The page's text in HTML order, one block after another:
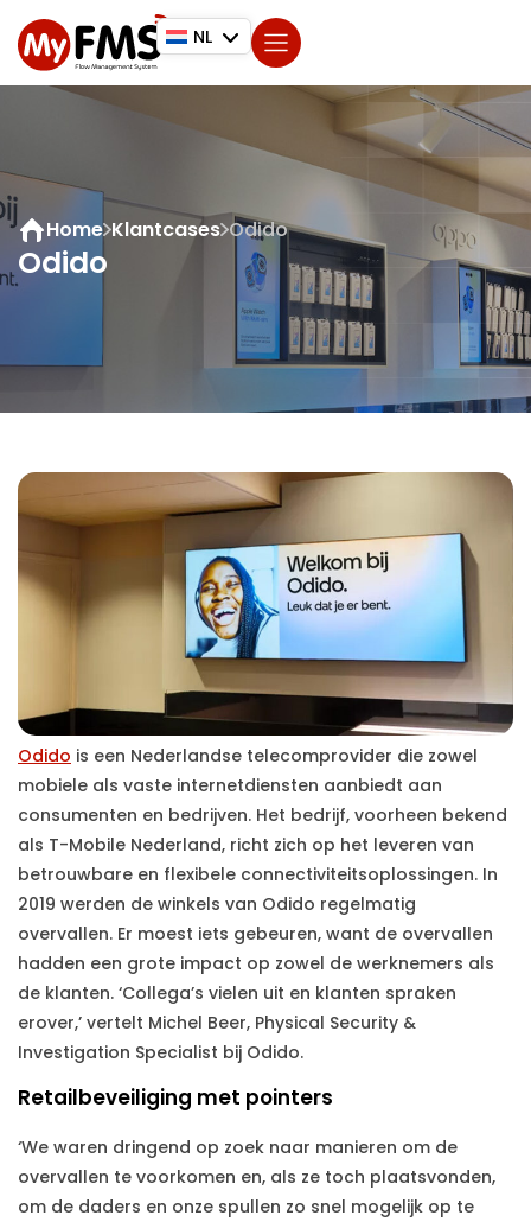
NL
Home Klantcases Odido
Odido
Odido is een Nederlandse telecomprovider die zowel
mobiele als vaste internetdiensten aanbiedt aan
consumenten en bedrijven. Het bedrijf, voorheen bekend
als T-Mobile Nederland, richt zich op het leveren van
betrouwbare en flexibele connectiviteitsoplossingen. In
2019 werden de winkels van Odido regelmatig
overvallen. Er moest iets gebeuren, want de overvallen
hadden een grote impact op zowel de werknemers als
de klanten. ‘Collega’s vielen uit en klanten spraken
erover,’ vertelt Michel Beer, Physical Security &
Investigation Specialist bij Odido.
Retailbeveiliging met pointers
‘We waren dringend op zoek naar manieren om de
overvallen te voorkomen en, als ze toch plaatsvonden,
om de daders en onze spullen zo snel mogelijk op te